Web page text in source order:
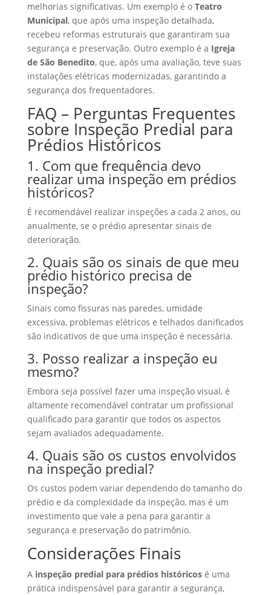
melhorias significativas. Um exemplo é o Teatro
Municipal, que após uma inspeção detalhada,
recebeu reformas estruturais que garantiram sua
segurança e preservação. Outro exemplo é a Igreja
de São Benedito, que, após uma avaliação, teve suas
instalações elétricas modernizadas, garantindo a
segurança dos frequentadores.
FAQ – Perguntas Frequentes
sobre Inspeção Predial para
Prédios Históricos
1. Com que frequência devo
realizar uma inspeção em prédios
históricos?
É recomendável realizar inspeções a cada 2 anos, ou
anualmente, se o prédio apresentar sinais de
deterioração.
2. Quais são os sinais de que meu
prédio histórico precisa de
inspeção?
Sinais como fissuras nas paredes, umidade
excessiva, problemas elétricos e telhados danificados
são indicativos de que uma inspeção é necessária.
3. Posso realizar a inspeção eu
mesmo?
Embora seja possível fazer uma inspeção visual, é
altamente recomendável contratar um profissional
qualificado para garantir que todos os aspectos
sejam avaliados adequadamente.
4. Quais são os custos envolvidos
na inspeção predial?
Os custos podem variar dependendo do tamanho do
prédio e da complexidade da inspeção, mas é um
investimento que vale a pena para garantir a
segurança e preservação do patrimônio.
Considerações Finais
A inspeção predial para prédios históricosé uma
prática indispensável para garantir a segurança,